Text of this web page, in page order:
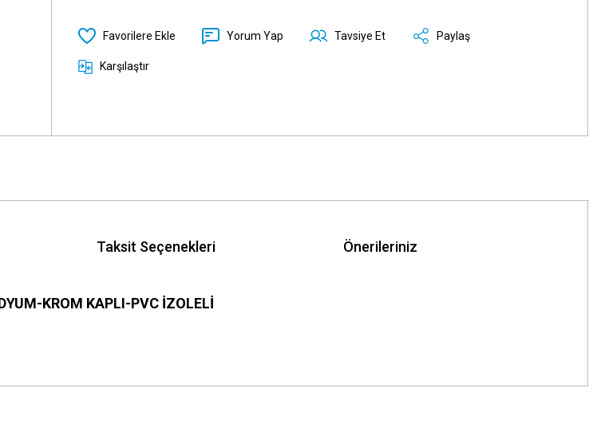
Yorum Yap Tavsiye Et Paylaş
Karşılaştır
Taksit Seçenekleri Önerileriniz
KROM KAPLI-PVC İZOLELİ